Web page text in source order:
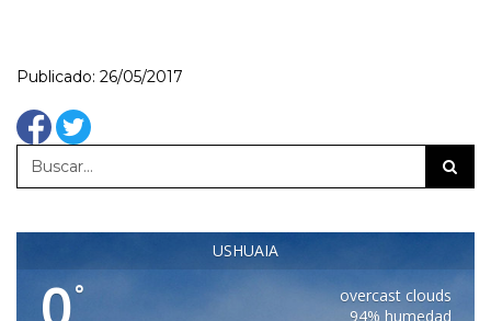
Publicado: 26/05/2017
USHUAIA
°
overcast clouds
94% humedad